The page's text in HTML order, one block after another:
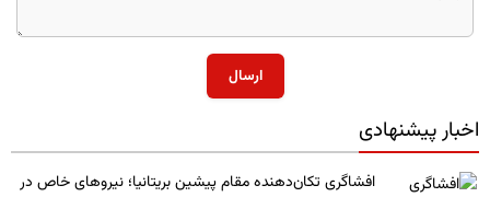
ارسال
اخبار پیشنهادی
​افشاگری تکان‌دهنده مقام پیشین بریتانیا؛ نیروهای خاص در